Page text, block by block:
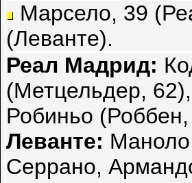
Марсело, 39
(Леванте).
Реал Мадрид:
(Метцельдер,
Робиньо
Леванте:
Серрано,